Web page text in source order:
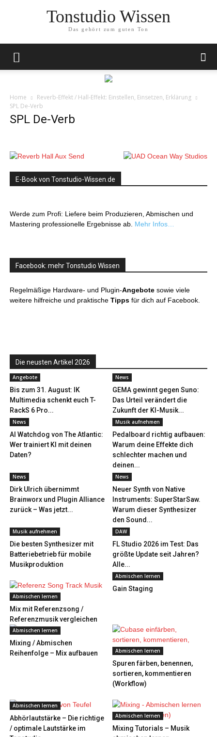
Tonstudio Wissen
Das gehört zum guten Ton
Home
Reverb-Effekt / Hall-Effekt: Einstellen, Einsetzen, Erklärung
SPL De-Verb
SPL De-Verb
E-Book von Tonstudio-Wissen.de
Werde zum Profi: Liefere beim Produzieren, Abmischen und
Mastering professionelle Ergebnisse ab. Mehr Infos…
Facebook: mehr Tonstudio Wissen
Regelmäßige Hardware- und Plugin-Angebote sowie viele
weitere hilfreiche und praktische Tipps für dich auf Facebook.
Die neusten Artikel 2026
Angebote
Bis zum 31. August: IK
Multimedia schenkt euch T-
RackS 6 Pro...
News
GEMA gewinnt gegen Suno:
Das Urteil verändert die
Zukunft der KI-Musik...
News
AI Watchdog von The Atlantic:
Wer trainiert KI mit deinen
Daten?
Musik aufnehmen
Pedalboard richtig aufbauen:
Warum deine Effekte dich
schlechter machen und
deinen...
News
Dirk Ulrich übernimmt
Brainworx und Plugin Alliance
zurück – Was jetzt...
News
Neuer Synth von Native
Instruments: SuperStarSaw.
Warum dieser Synthesizer
den Sound...
Musik aufnehmen
Die besten Synthesizer mit
Batteriebetrieb für mobile
Musikproduktion
DAW
FL Studio 2026 im Test: Das
größte Update seit Jahren?
Alle...
Abmischen lernen
Mix mit Referenzsong /
Referenzmusik vergleichen
Abmischen lernen
Gain Staging
Abmischen lernen
Mixing / Abmischen
Reihenfolge – Mix aufbauen
Abmischen lernen
Spuren färben, benennen,
sortieren, kommentieren
(Workflow)
Abmischen lernen
Abhörlautstärke – Die richtige
/ optimale Lautstärke im
Abmischen lernen
Mixing Tutorials – Musik